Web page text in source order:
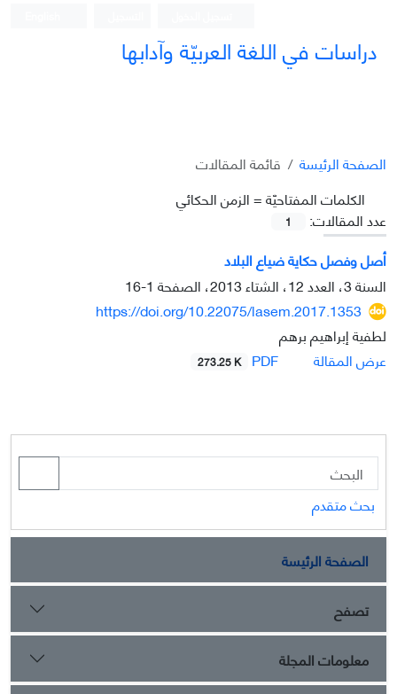
دراسات في اللغة العربيّة وآدابها
الصفحة الرئيسة
قائمة المقالات
الکلمات المفتاحيّة =الزمن الحكائي
عدد المقالات:
1
أصل وفصل حكاية ضياع البلاد
السنة 3، العدد 12، الشتاء 2013، الصفحة
1-16
https://doi.org/10.22075/lasem.2017.1353
لطفية إبراهيم برهم
عرض المقالة
273.25 K
بحث متقدم
الصفحة الرئيسة
تصفح
معلومات المجلة